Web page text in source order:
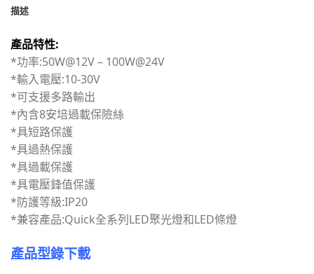
描述
產品特性:
*功率:50W@12V – 100W@24V
*輸入電壓:10-30V
*可支援多路輸出
*內含8安培過載保險絲
*具短路保護
*具過熱保護
*具過載保護
*具電壓鋒值保護
*防護等級:IP20
*兼容產品:Quick全系列LED聚光燈和LED條燈
產品型錄下載